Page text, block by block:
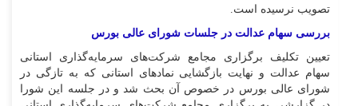
تصویب نرسیده است.
بررسی سهام عدالت در جلسات شورای عالی بورس
تعیین تکلیف برگزاری مجامع شرکت‌های سرمایه‌گذاری استانی
سهام عدالت و نهایت بازگشایی نماد‌های استانی که به تازگی در
شورای عالی بورس در خصوص آن بحث شد و در جلسه این شورا